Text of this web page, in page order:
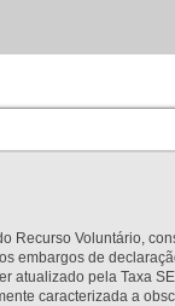
Recurso Voluntário,
embargos de
pela Taxa
caracterizada a